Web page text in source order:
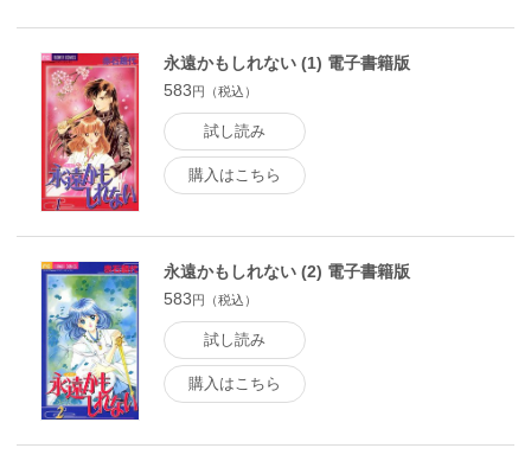
永遠かもしれない (1) 電子書籍版
583円（税込）
試し読み
購入はこちら
永遠かもしれない (2) 電子書籍版
583円（税込）
試し読み
購入はこちら